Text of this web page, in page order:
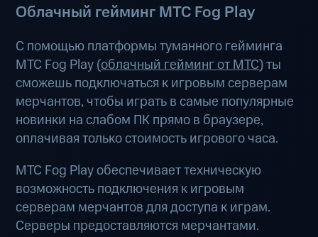
Облачный гейминг МТС Fog Play
С помощью платформы туманного гейминга
МТС Fog Play (облачный гейминг от МТС) ты
сможешь подключаться к игровым серверам
мерчантов, чтобы играть в самые популярные
новинки на слабом ПК прямо в браузере,
оплачивая только стоимость игрового часа.
МТС Fog Play обеспечивает техническую
возможность подключения к игровым
серверам мерчантов для доступа к играм.
Серверы предоставляются мерчантами.